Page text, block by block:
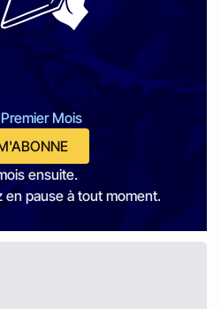
Mois
ensuite.
pause à tout moment.